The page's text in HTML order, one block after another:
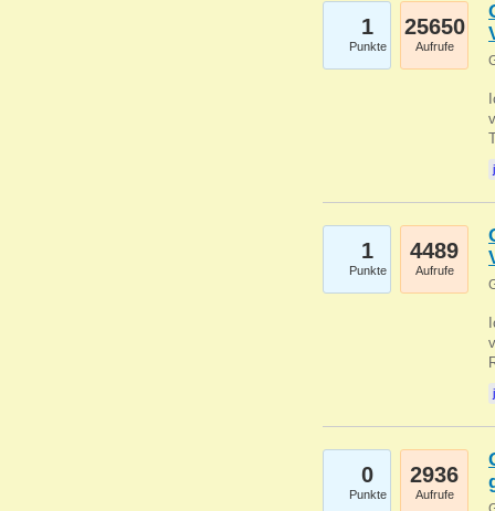
1
Punkte
25650
Aufrufe
1
Punkte
4489
Aufrufe
0
Punkte
2936
Aufrufe